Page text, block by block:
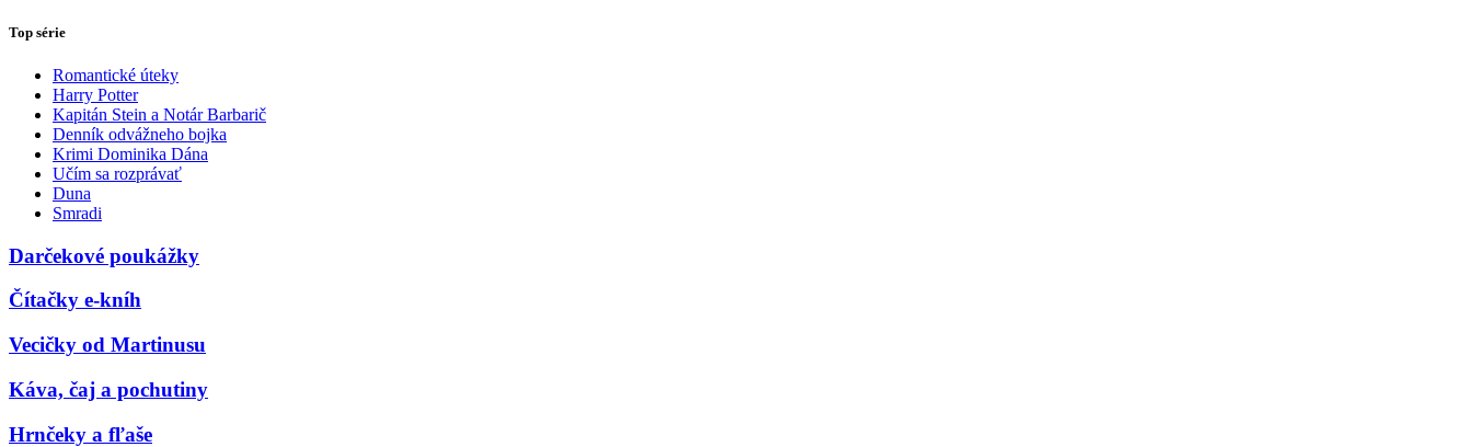
Top série
Romantické úteky
Harry Potter
Kapitán Stein a Notár Barbarič
Denník odvážneho bojka
Krimi Dominika Dána
Učím sa rozprávať
Duna
Smradi
Darčekové poukážky
Čítačky e-kníh
Vecičky od Martinusu
Káva, čaj a pochutiny
Hrnčeky a fľaše